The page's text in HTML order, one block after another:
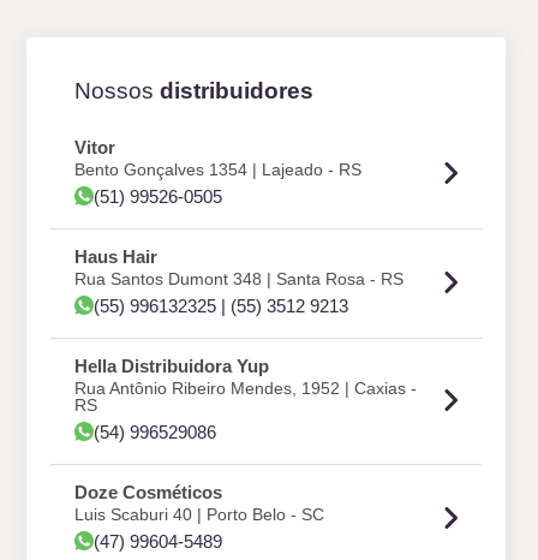
Nossosdistribuidores
Vitor
Bento Gonçalves 1354 | Lajeado - RS
(51) 99526-0505
Haus Hair
Rua Santos Dumont 348 | Santa Rosa - RS
(55) 996132325 | (55) 3512 9213
Hella Distribuidora Yup
Rua Antônio Ribeiro Mendes, 1952 | Caxias -
RS
(54) 996529086
Doze Cosméticos
Luis Scaburi 40 | Porto Belo - SC
(47) 99604-5489